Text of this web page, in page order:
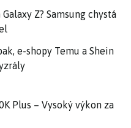
Z? Samsung chystá
e-shopy Temu a Shein
Plus – Vysoký výkon za